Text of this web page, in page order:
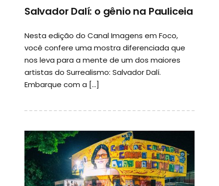
Salvador Dalí: o gênio na Pauliceia
Nesta edição do Canal Imagens em Foco,
você confere uma mostra diferenciada que
nos leva para a mente de um dos maiores
artistas do Surrealismo: Salvador Dalí.
Embarque com a […]